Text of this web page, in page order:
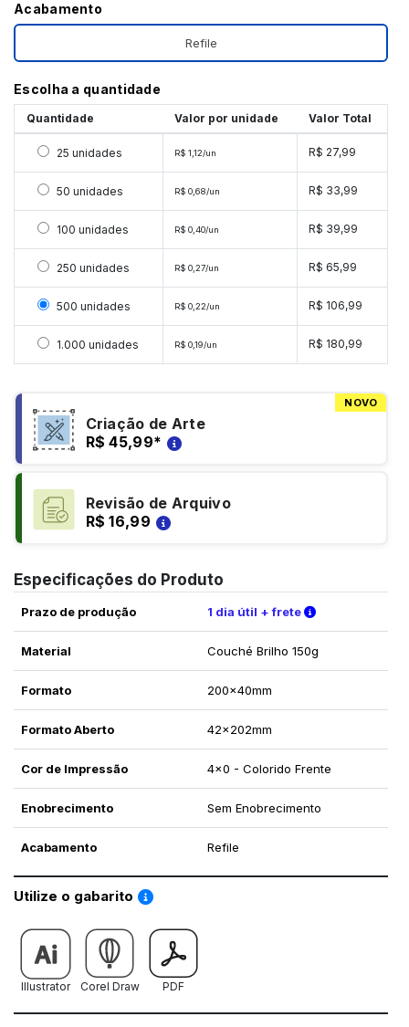
Acabamento
Refile
Escolha a quantidade
Quantidade Valor por unidade Valor Total
Selecionar 25 unidades
25 unidades R$ 1,12/un R$ 27,99
Selecionar 50 unidades
50 unidades R$ 0,68/un R$ 33,99
Selecionar 100 unidades
100 unidades R$ 0,40/un R$ 39,99
Selecionar 250 unidades
250 unidades R$ 0,27/un R$ 65,99
Selecionar 500 unidades
500 unidades R$ 0,22/un R$ 106,99
Selecionar 1000 unidades
1.000 unidades R$ 0,19/un R$ 180,99
NOVO
Criação de Arte
R$ 45,99*
Revisão de Arquivo
R$ 16,99
Especificações do Produto
Prazo de produção 1 dia útil + frete Verifique as
Material Couché Brilho 150g
Formato 200x40mm
Formato Aberto 42x202mm
Cor de Impressão 4x0 - Colorido Frente
Enobrecimento Sem Enobrecimento
Acabamento Refile
Utilize o gabarito Saiba como utilizar os nossos gabaritos
Illustrator Corel Draw PDF